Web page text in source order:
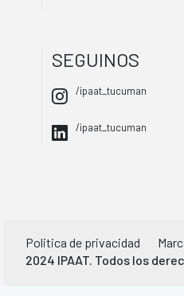
SEGUINOS
/ipaat_tucuman
/ipaat_tucuman
Politica de privacidad
2024 IPAAT. Todos los